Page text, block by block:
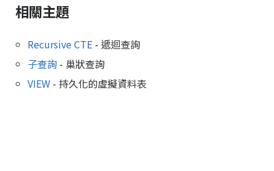
相關主題
Recursive CTE - 遞迴查詢
子查詢 - 巢狀查詢
VIEW - 持久化的虛擬資料表